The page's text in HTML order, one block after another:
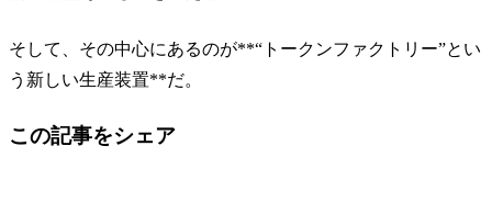
そして、その中心にあるのが**“トークンファクトリー”とい
う新しい生産装置**だ。
この記事をシェア